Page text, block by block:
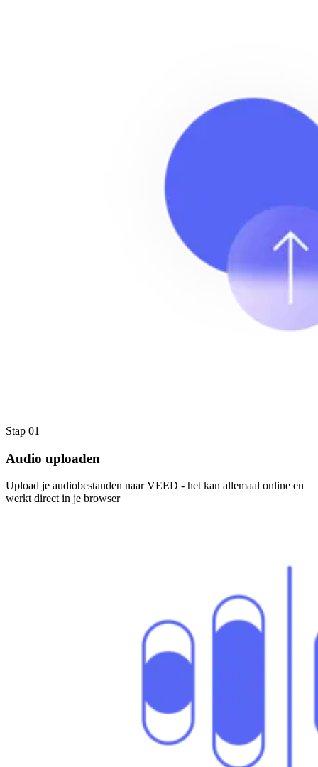
Stap 01
Audio uploaden
Upload je audiobestanden naar VEED - het kan allemaal online en
werkt direct in je browser